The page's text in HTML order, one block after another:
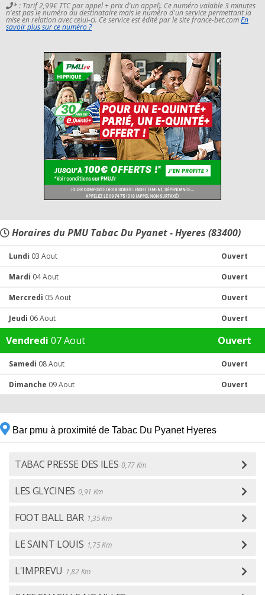
* : Tarif 2,99€ TTC par appel + prix d'un appel). Ce numéro valable 3 minutes
n'est pas le numéro du destinataire mais le numéro d'un service permettant la
mise en relation avec celui-ci. Ce service est édité par le site france-bet.comEn
savoir plus sur ce numéro ?
Horaires du PMU Tabac Du Pyanet - Hyeres (83400)
Lundi 03 Aout Ouvert
Mardi 04 Aout Ouvert
Mercredi 05 Aout Ouvert
Jeudi 06 Aout Ouvert
Vendredi 07 Aout Ouvert
Samedi 08 Aout Ouvert
Dimanche 09 Aout Ouvert
Bar pmu à proximité de Tabac Du Pyanet Hyeres
TABAC PRESSE DES ILES 0,77 Km
LES GLYCINES 0,91 Km
FOOT BALL BAR 1,35 Km
LE SAINT LOUIS 1,75 Km
L'IMPREVU 1,82 Km